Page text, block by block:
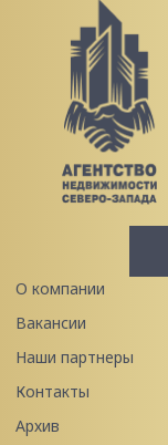
О компании
Вакансии
Наши партнеры
Контакты
Архив